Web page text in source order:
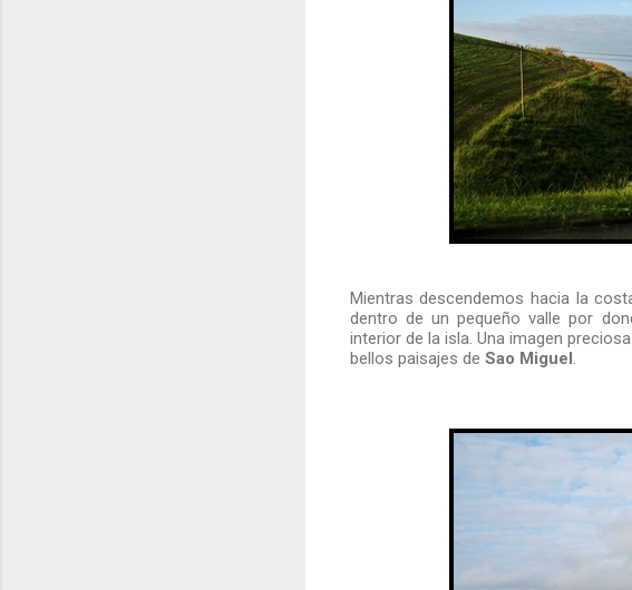
Mientras descendemos hacia la
dentro de un pequeño valle por
interior de la isla. Una imagen
bellos paisajes de Sao Miguel